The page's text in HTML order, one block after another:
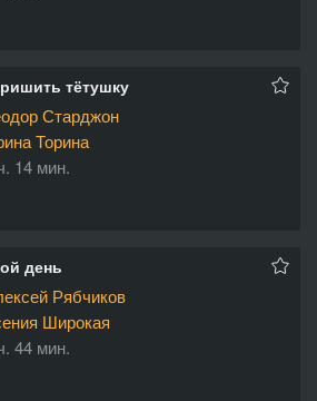
тётушку
Старджон
Торина
14 мин.
день
Рябчиков
Широкая
44 мин.